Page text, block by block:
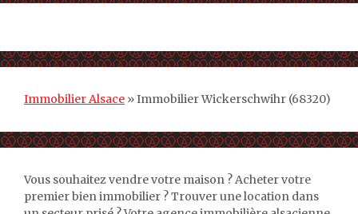
Immobilier Alsace »Immobilier Wickerschwihr (68320)
Vous souhaitez vendre votre maison ? Acheter votre
premier bien immobilier ? Trouver une location dans